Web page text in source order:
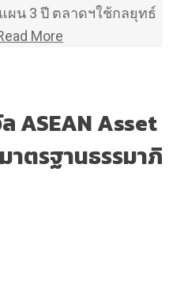
ผน 3 ปี ตลาดฯใช้กลยุทธ์
More
ASEAN Asset
าตรฐานธรรมาภิ